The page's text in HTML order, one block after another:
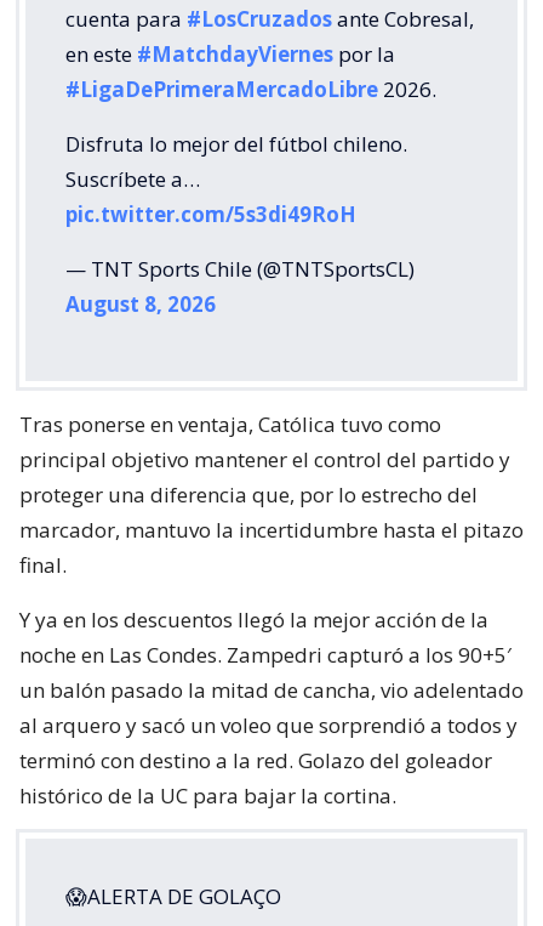
cuenta para #LosCruzadosante Cobresal,
en este #MatchdayViernes por la
#LigaDePrimeraMercadoLibre 2026.
Disfruta lo mejor del fútbol chileno.
Suscríbete a…
pic.twitter.com/5s3di49RoH
— TNT Sports Chile (@TNTSportsCL)
August 8, 2026
Tras ponerse en ventaja, Católica tuvo como
principal objetivo mantener el control del partido y
proteger una diferencia que, por lo estrecho del
marcador, mantuvo la incertidumbre hasta el pitazo
final.
Y ya en los descuentos llegó la mejor acción de la
noche en Las Condes. Zampedri capturó a los 90+5′
un balón pasado la mitad de cancha, vio adelentado
al arquero y sacó un voleo que sorprendió a todos y
terminó con destino a la red. Golazo del goleador
histórico de la UC para bajar la cortina.
😱ALERTA DE GOLAÇO